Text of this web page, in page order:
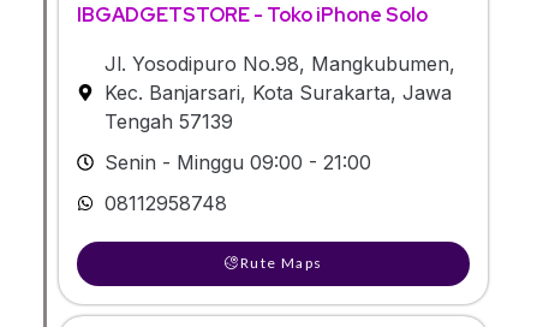
IBGADGETSTORE - Toko iPhone Solo
Jl. Yosodipuro No.98, Mangkubumen,
Kec. Banjarsari, Kota Surakarta, Jawa
Tengah 57139
Senin - Minggu 09:00 - 21:00
08112958748
Rute Maps